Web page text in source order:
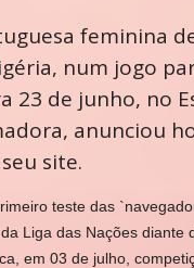
feminina
num jogo
23 de junho, no
anunciou
site.
teste das
Liga das Nações diante
em 03 de julho,